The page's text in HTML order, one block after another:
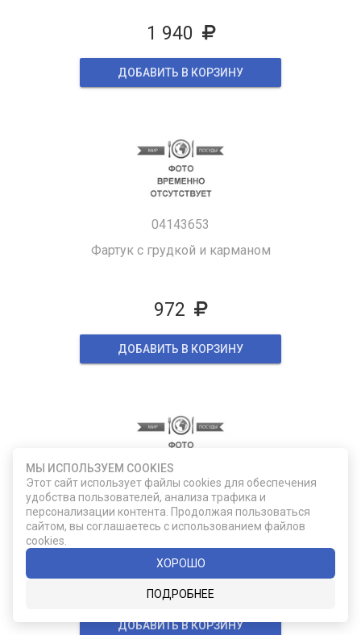
1 940
ДОБАВИТЬ В КОРЗИНУ
04143653
Фартук с грудкой и карманом
972
ДОБАВИТЬ В КОРЗИНУ
04143652
Фартук с грудкой и карманом
972
ДОБАВИТЬ В КОРЗИНУ
МЫ ИСПОЛЬЗУЕМ COOKIES
Этот сайт использует файлы cookies для обеспечения
удобства пользователей, анализа трафика и
персонализации контента. Продолжая пользоваться
сайтом, вы соглашаетесь с использованием файлов
cookies.
ХОРОШО
ПОДРОБНЕЕ